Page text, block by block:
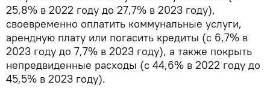
25,8% в 2022 году до 27,7% в 2023 году),
своевременно оплатить коммунальные услуги,
арендную плату или погасить кредиты (с 6,7% в
2023 году до 7,7% в 2023 году), а также покрыть
непредвиденные расходы (с 44,6% в 2022 году до
45,5% в 2023 году).